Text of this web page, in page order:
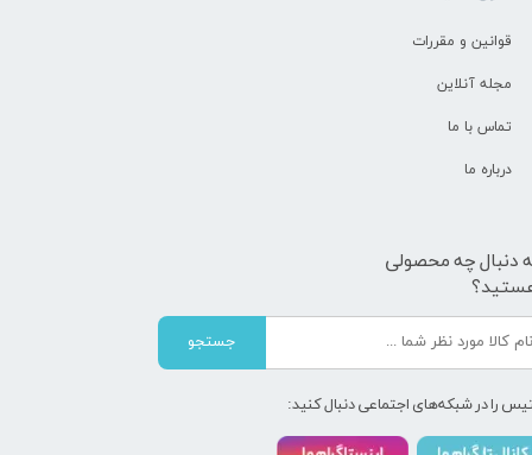
قوانین و مقررات
مجله آنلاین
تماس با ما
درباره ما
دنبال چه محصولی
جستجو
را در شبکه‌های اجتماعی دنبال کنید: